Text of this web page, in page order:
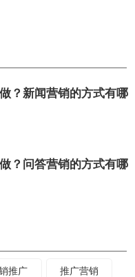
？新闻营销的方式有哪
？问答营销的方式有哪
推广 推广营销